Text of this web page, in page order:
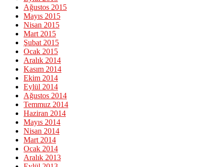
Ağustos 2015
Mayıs 2015
Nisan 2015
Mart 2015
Şubat 2015
Ocak 2015
Aralık 2014
Kasım 2014
Ekim 2014
Eylül 2014
Ağustos 2014
Temmuz 2014
Haziran 2014
Mayıs 2014
Nisan 2014
Mart 2014
Ocak 2014
Aralık 2013